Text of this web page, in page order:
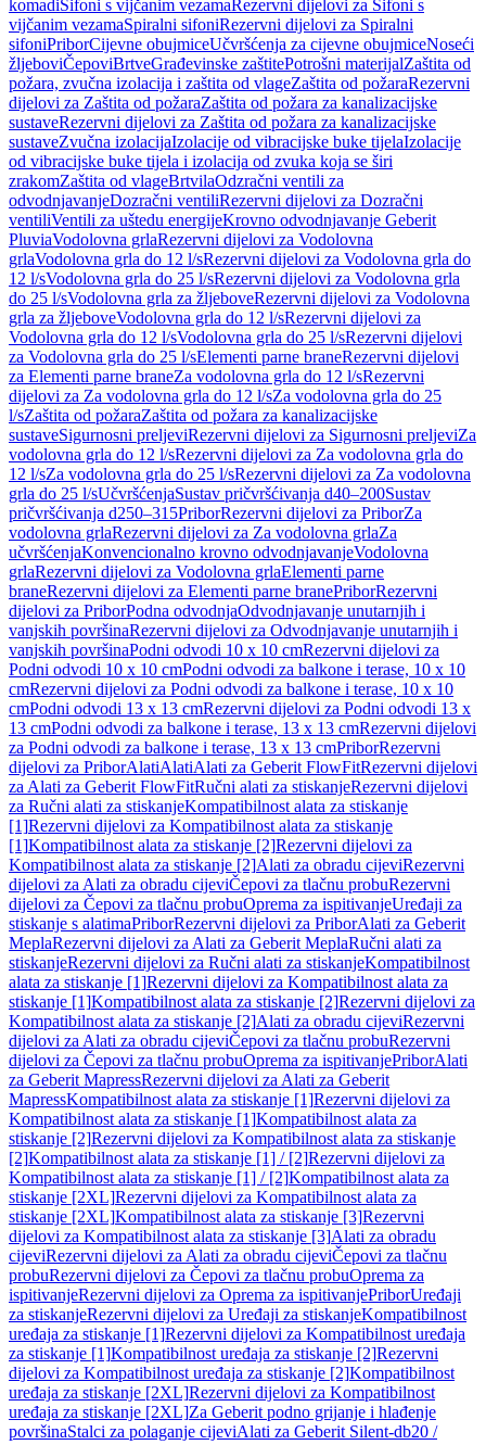
komadiSifoni s vijčanim vezamaRezervni dijelovi za Sifoni s
vijčanim vezamaSpiralni sifoniRezervni dijelovi za Spiralni
sifoniPriborCijevne obujmiceUčvršćenja za cijevne obujmiceNoseći
žljeboviČepoviBrtveGrađevinske zaštitePotrošni materijalZaštita od
požara, zvučna izolacija i zaštita od vlageZaštita od požaraRezervni
dijelovi za Zaštita od požaraZaštita od požara za kanalizacijske
sustaveRezervni dijelovi za Zaštita od požara za kanalizacijske
sustaveZvučna izolacijaIzolacije od vibracijske buke tijelaIzolacije
od vibracijske buke tijela i izolacija od zvuka koja se širi
zrakomZaštita od vlageBrtvilaOdzračni ventili za
odvodnjavanjeDozračni ventiliRezervni dijelovi za Dozračni
ventiliVentili za uštedu energijeKrovno odvodnjavanje Geberit
PluviaVodolovna grlaRezervni dijelovi za Vodolovna
grlaVodolovna grla do 12 l/sRezervni dijelovi za Vodolovna grla do
12 l/sVodolovna grla do 25 l/sRezervni dijelovi za Vodolovna grla
do 25 l/sVodolovna grla za žljeboveRezervni dijelovi za Vodolovna
grla za žljeboveVodolovna grla do 12 l/sRezervni dijelovi za
Vodolovna grla do 12 l/sVodolovna grla do 25 l/sRezervni dijelovi
za Vodolovna grla do 25 l/sElementi parne braneRezervni dijelovi
za Elementi parne braneZa vodolovna grla do 12 l/sRezervni
dijelovi za Za vodolovna grla do 12 l/sZa vodolovna grla do 25
l/sZaštita od požaraZaštita od požara za kanalizacijske
sustaveSigurnosni preljeviRezervni dijelovi za Sigurnosni preljeviZa
vodolovna grla do 12 l/sRezervni dijelovi za Za vodolovna grla do
12 l/sZa vodolovna grla do 25 l/sRezervni dijelovi za Za vodolovna
grla do 25 l/sUčvršćenjaSustav pričvršćivanja d40–200Sustav
pričvršćivanja d250–315PriborRezervni dijelovi za PriborZa
vodolovna grlaRezervni dijelovi za Za vodolovna grlaZa
učvršćenjaKonvencionalno krovno odvodnjavanjeVodolovna
grlaRezervni dijelovi za Vodolovna grlaElementi parne
braneRezervni dijelovi za Elementi parne branePriborRezervni
dijelovi za PriborPodna odvodnjaOdvodnjavanje unutarnjih i
vanjskih površinaRezervni dijelovi za Odvodnjavanje unutarnjih i
vanjskih površinaPodni odvodi 10 x 10 cmRezervni dijelovi za
Podni odvodi 10 x 10 cmPodni odvodi za balkone i terase, 10 x 10
cmRezervni dijelovi za Podni odvodi za balkone i terase, 10 x 10
cmPodni odvodi 13 x 13 cmRezervni dijelovi za Podni odvodi 13 x
13 cmPodni odvodi za balkone i terase, 13 x 13 cmRezervni dijelovi
za Podni odvodi za balkone i terase, 13 x 13 cmPriborRezervni
dijelovi za PriborAlatiAlatiAlati za Geberit FlowFitRezervni dijelovi
za Alati za Geberit FlowFitRučni alati za stiskanjeRezervni dijelovi
za Ručni alati za stiskanjeKompatibilnost alata za stiskanje
[1]Rezervni dijelovi za Kompatibilnost alata za stiskanje
[1]Kompatibilnost alata za stiskanje [2]Rezervni dijelovi za
Kompatibilnost alata za stiskanje [2]Alati za obradu cijeviRezervni
dijelovi za Alati za obradu cijeviČepovi za tlačnu probuRezervni
dijelovi za Čepovi za tlačnu probuOprema za ispitivanjeUređaji za
stiskanje s alatimaPriborRezervni dijelovi za PriborAlati za Geberit
MeplaRezervni dijelovi za Alati za Geberit MeplaRučni alati za
stiskanjeRezervni dijelovi za Ručni alati za stiskanjeKompatibilnost
alata za stiskanje [1]Rezervni dijelovi za Kompatibilnost alata za
stiskanje [1]Kompatibilnost alata za stiskanje [2]Rezervni dijelovi za
Kompatibilnost alata za stiskanje [2]Alati za obradu cijeviRezervni
dijelovi za Alati za obradu cijeviČepovi za tlačnu probuRezervni
dijelovi za Čepovi za tlačnu probuOprema za ispitivanjePriborAlati
za Geberit MapressRezervni dijelovi za Alati za Geberit
MapressKompatibilnost alata za stiskanje [1]Rezervni dijelovi za
Kompatibilnost alata za stiskanje [1]Kompatibilnost alata za
stiskanje [2]Rezervni dijelovi za Kompatibilnost alata za stiskanje
[2]Kompatibilnost alata za stiskanje [1] / [2]Rezervni dijelovi za
Kompatibilnost alata za stiskanje [1] / [2]Kompatibilnost alata za
stiskanje [2XL]Rezervni dijelovi za Kompatibilnost alata za
stiskanje [2XL]Kompatibilnost alata za stiskanje [3]Rezervni
dijelovi za Kompatibilnost alata za stiskanje [3]Alati za obradu
cijeviRezervni dijelovi za Alati za obradu cijeviČepovi za tlačnu
probuRezervni dijelovi za Čepovi za tlačnu probuOprema za
ispitivanjeRezervni dijelovi za Oprema za ispitivanjePriborUređaji
za stiskanjeRezervni dijelovi za Uređaji za stiskanjeKompatibilnost
uređaja za stiskanje [1]Rezervni dijelovi za Kompatibilnost uređaja
za stiskanje [1]Kompatibilnost uređaja za stiskanje [2]Rezervni
dijelovi za Kompatibilnost uređaja za stiskanje [2]Kompatibilnost
uređaja za stiskanje [2XL]Rezervni dijelovi za Kompatibilnost
uređaja za stiskanje [2XL]Za Geberit podno grijanje i hlađenje
površinaStalci za polaganje cijeviAlati za Geberit Silent-db20 /